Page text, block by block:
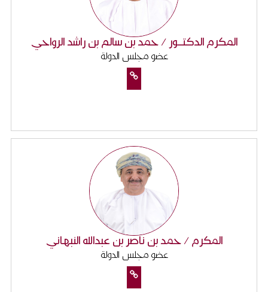
المكرم الدكتــور / حمد بن سالم بن راشد الرواحي
عضو مجلس الدولة
المكرم / حمد بن ناصر بن عبدالله النبهاني
عضو مجلس الدولة